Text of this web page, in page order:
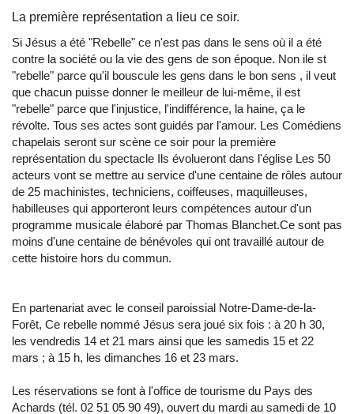
La première représentation a lieu ce soir.
Si Jésus a été "Rebelle" ce n'est pas dans le sens où il a été
contre la société ou la vie des gens de son époque. Non ile st
"rebelle" parce qu'il bouscule les gens dans le bon sens , il veut
que chacun puisse donner le meilleur de lui-même, il est
"rebelle" parce que l'injustice, l'indifférence, la haine, ça le
révolte. Tous ses actes sont guidés par l'amour. Les Comédiens
chapelais seront sur scène ce soir pour la première
représentation du spectacle Ils évolueront dans l'église Les 50
acteurs vont se mettre au service d'une centaine de rôles autour
de 25 machinistes, techniciens, coiffeuses, maquilleuses,
habilleuses qui apporteront leurs compétences autour d'un
programme musicale élaboré par Thomas Blanchet.Ce sont pas
moins d'une centaine de bénévoles qui ont travaillé autour de
cette histoire hors du commun.
En partenariat avec le conseil paroissial Notre-Dame-de-la-
Forêt, Ce rebelle nommé Jésus sera joué six fois : à 20 h 30,
les vendredis 14 et 21 mars ainsi que les samedis 15 et 22
mars ; à 15 h, les dimanches 16 et 23 mars.
Les réservations se font à l'office de tourisme du Pays des
Achards (tél. 02 51 05 90 49), ouvert du mardi au samedi de 10